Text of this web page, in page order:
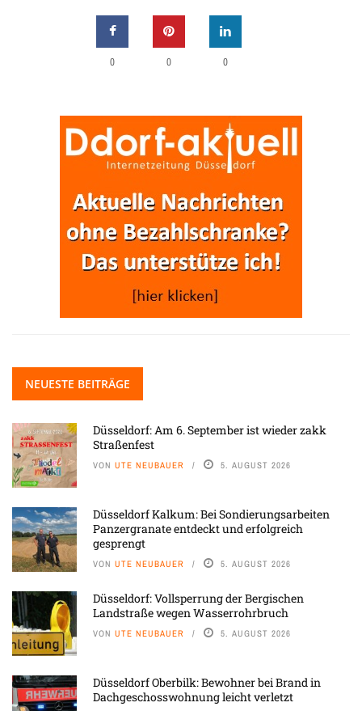
0 0 0
NEUESTE BEITRÄGE
Düsseldorf: Am 6. September ist wieder zakk
Straßenfest
VON UTE NEUBAUER 5. AUGUST 2026
Düsseldorf Kalkum: Bei Sondierungsarbeiten
Panzergranate entdeckt und erfolgreich
gesprengt
VON UTE NEUBAUER 5. AUGUST 2026
Düsseldorf: Vollsperrung der Bergischen
Landstraße wegen Wasserrohrbruch
VON UTE NEUBAUER 5. AUGUST 2026
Düsseldorf Oberbilk: Bewohner bei Brand in
Dachgeschosswohnung leicht verletzt